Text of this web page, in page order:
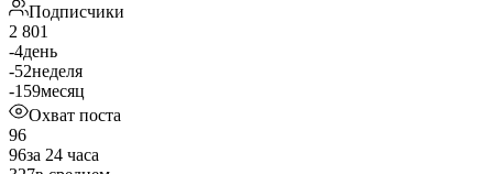
Подписчики
2 801
-4день
-52неделя
-159месяц
Охват поста
96
96за 24 часа